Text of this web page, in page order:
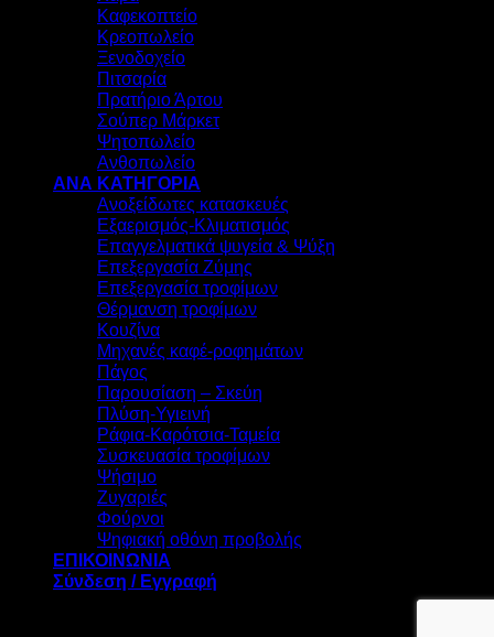
Καφεκοπτείο
Κρεοπωλείο
Ξενοδοχείο
Πιτσαρία
Πρατήριο Άρτου
Σούπερ Μάρκετ
Ψητοπωλείο
Ανθοπωλείο
ΑΝΑ ΚΑΤΗΓΟΡΙΑ
Ανοξείδωτες κατασκευές
Εξαερισμός-Κλιματισμός
Επαγγελματικά ψυγεία & Ψύξη
Επεξεργασία Ζύμης
Επεξεργασία τροφίμων
Θέρμανση τροφίμων
Κουζίνα
Μηχανές καφέ-ροφημάτων
Πάγος
Παρουσίαση – Σκεύη
Πλύση-Υγιεινή
Ράφια-Καρότσια-Ταμεία
Συσκευασία τροφίμων
Ψήσιμο
Ζυγαριές
Φούρνοι
Ψηφιακή οθόνη προβολής
ΕΠΙΚΟΙΝΩΝΙΑ
Σύνδεση / Εγγραφή